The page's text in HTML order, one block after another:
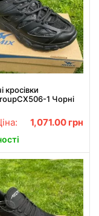
кросівки
1 Чорні
1,071.00 грн